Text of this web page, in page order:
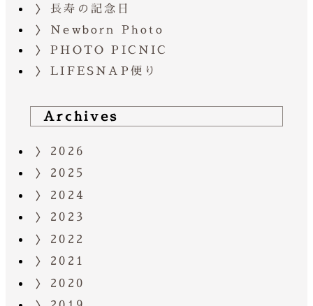
長寿の記念日
Newborn Photo
PHOTO PICNIC
LIFESNAP便り
Archives
2026
2025
2024
2023
2022
2021
2020